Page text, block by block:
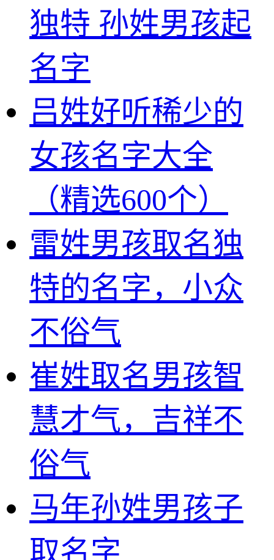
独特 孙姓男孩起
名字
吕姓好听稀少的
女孩名字大全
（精选600个）
雷姓男孩取名独
特的名字，小众
不俗气
崔姓取名男孩智
慧才气，吉祥不
俗气
马年孙姓男孩子
取名字